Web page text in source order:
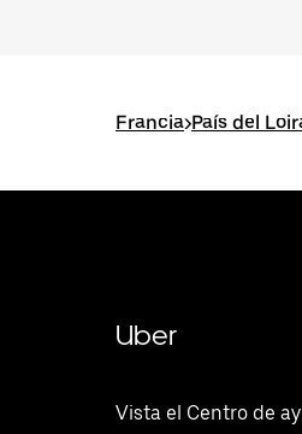
Francia>País del
Uber
Vista el Centro de